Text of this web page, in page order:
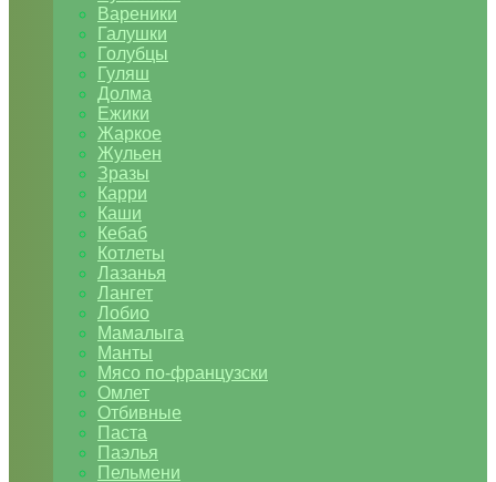
Вареники
Галушки
Голубцы
Гуляш
Долма
Ежики
Жаркое
Жульен
Зразы
Карри
Каши
Кебаб
Котлеты
Лазанья
Лангет
Лобио
Мамалыга
Манты
Мясо по-французски
Омлет
Отбивные
Паста
Паэлья
Пельмени